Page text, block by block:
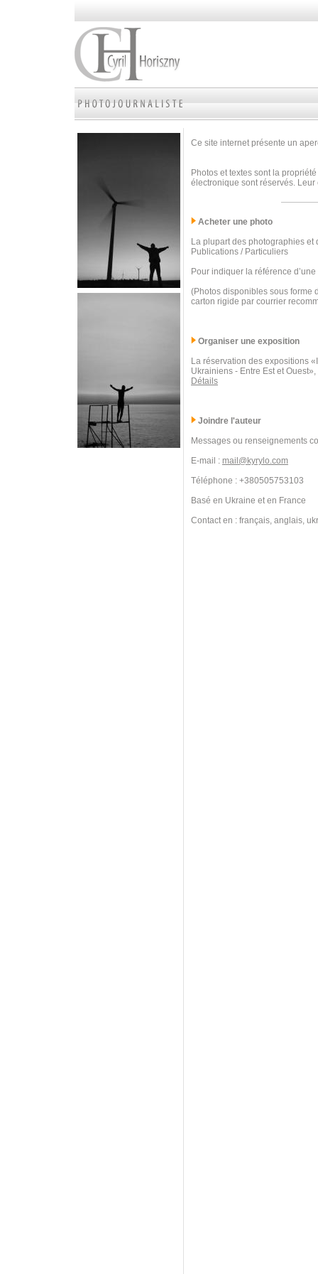
Ce site internet présente un
Photos et textes sont la
électronique sont réservés.
Acheter une photo
La plupart des photographies
Publications / Particuliers
Pour indiquer la référence
(Photos disponibles sous forme
carton rigide par courrier
Organiser une exposition
La réservation des expositions
Ukrainiens - Entre Est et
Détails
Joindre l'auteur
Messages ou renseignements
E-mail : mail@kyrylo.com
Téléphone : +380505753103
Basé en Ukraine et en France
Contact en : français, anglais,